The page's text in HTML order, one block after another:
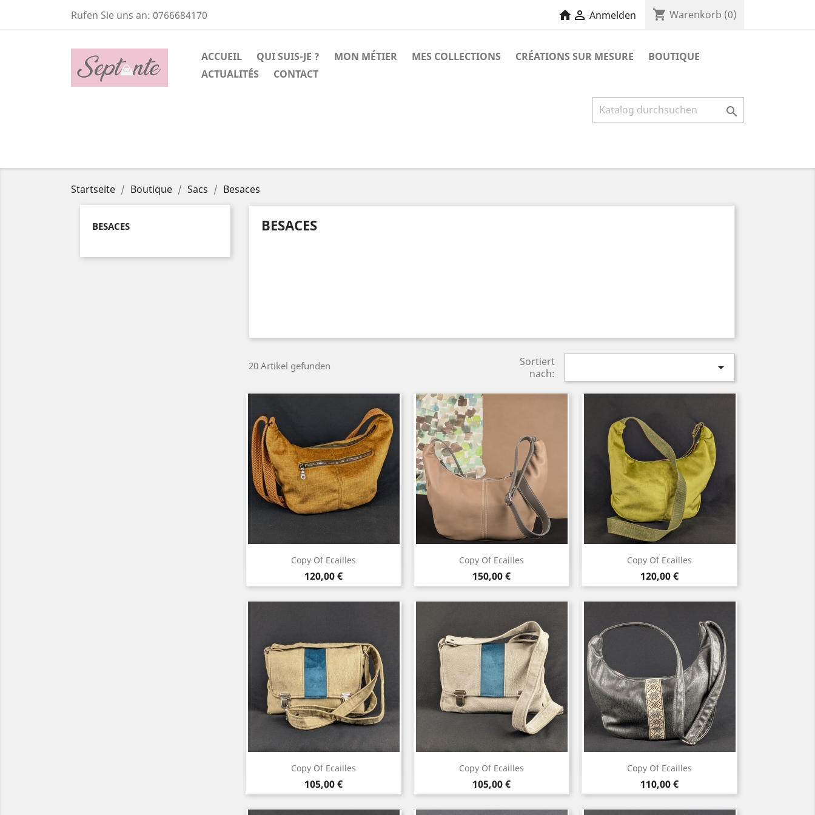
Rufen Sie uns an: 0766684170 home  Anmelden shopping_cart Warenkorb (0)
ACCUEIL QUI SUIS-JE ? MON MÉTIER MES COLLECTIONS CRÉATIONS SUR MESURE
BOUTIQUE
ACTUALITÉS
CONTACT

Startseite Boutique Sacs Besaces
BESACES BESACES
20 Artikel gefunden
Sortiert
nach:

Copy Of Ecailles
Preis
120,00 €
Vorschau Copy Of Ecailles
Preis
150,00 €
Vorschau Copy Of Ecailles
Preis
120,00 €
Vorschau
Copy Of Ecailles
Preis
105,00 €
Vorschau Copy Of Ecailles
Preis
105,00 €
Vorschau Copy Of Ecailles
Preis
110,00 €
Vorschau